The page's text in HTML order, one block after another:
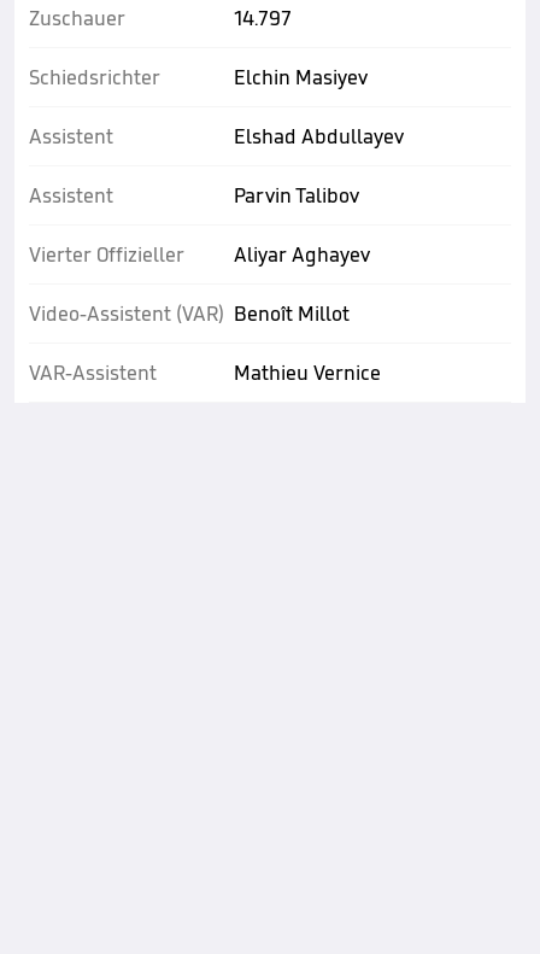
Zuschauer
Schiedsrichter
Assistent
Assistent
Vierter Offizieller
Video-Assistent (VAR)
VAR-Assistent
14.797
Elchin Masiyev
Elshad Abdullayev
Parvin Talibov
Aliyar Aghayev
Benoît Millot
Mathieu Vernice